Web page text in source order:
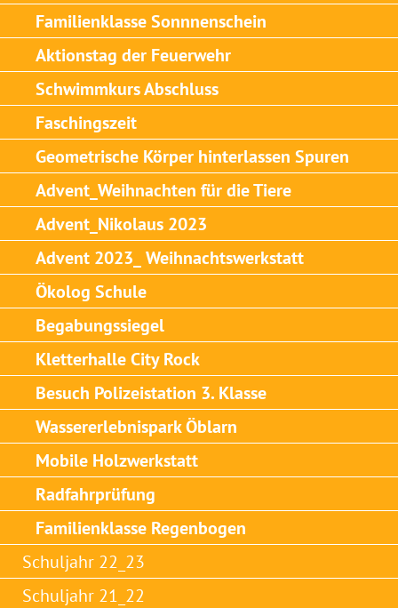
Familienklasse Sonnnenschein
Aktionstag der Feuerwehr
Schwimmkurs Abschluss
Faschingszeit
Geometrische Körper hinterlassen Spuren
Advent_Weihnachten für die Tiere
Advent_Nikolaus 2023
Advent 2023_ Weihnachtswerkstatt
Ökolog Schule
Begabungssiegel
Kletterhalle City Rock
Besuch Polizeistation 3. Klasse
Wassererlebnispark Öblarn
Mobile Holzwerkstatt
Radfahrprüfung
Familienklasse Regenbogen
Schuljahr 22_23
Schuljahr 21_22